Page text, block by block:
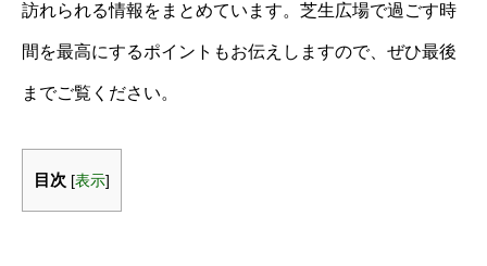
訪れられる情報をまとめています。芝生広場で過ごす時
間を最高にするポイントもお伝えしますので、ぜひ最後
までご覧ください。
目次 [表示]